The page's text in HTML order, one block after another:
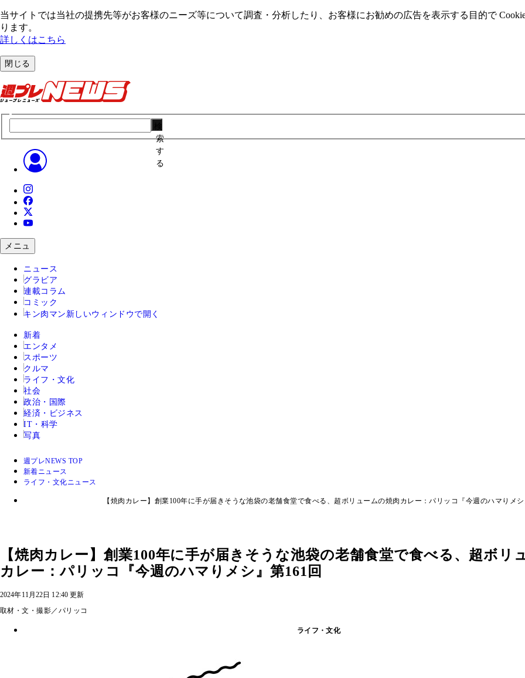
当サイトでは当社の提携先等がお客様のニーズ等について調査・分析したり、お客様にお勧めの広告を表⽰する⽬的で
ります。
詳しくはこちら
閉じる
索
す
る
メニュ
ニュース
グラビア
連載コラム
コミック
キン肉マン 新しいウィンドウで開く
新着
エンタメ
スポーツ
クルマ
ライフ・文化
社会
政治・国際
経済・ビジネス
IT・科学
写真
週プレNEWS TOP
新着ニュース
ライフ・文化ニュース
【焼肉カレー】創業100年に手が届きそうな池袋の老舗食堂で食べる、超ボリュームの焼肉カレー：パリッコ『今週のハマりメシ
【焼肉カレー】創業100年に手が届きそうな池袋の老舗食堂で食べる、超ボリ
カレー：パリッコ『今週のハマりメシ』第161回
2024年11月22日 12:40 更新
取材・文・撮影／パリッコ
ライフ・文化